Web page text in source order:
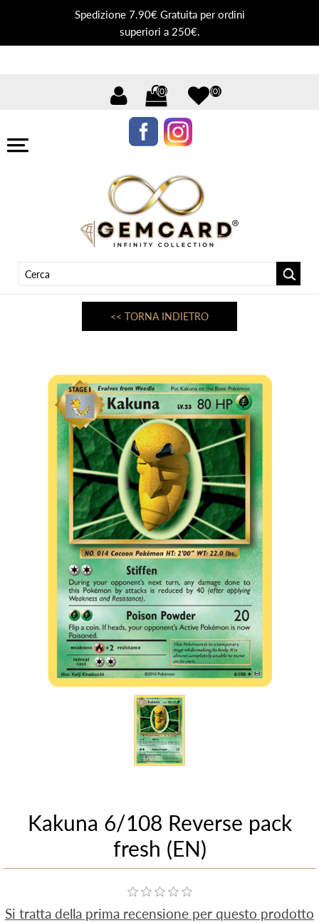
Spedizione 7.90€ Gratuita per ordini
superiori a 250€.
(0) (0)
<< TORNA INDIETRO
Kakuna 6/108 Reverse pack
fresh (EN)
Si tratta della prima recensione per questo prodotto